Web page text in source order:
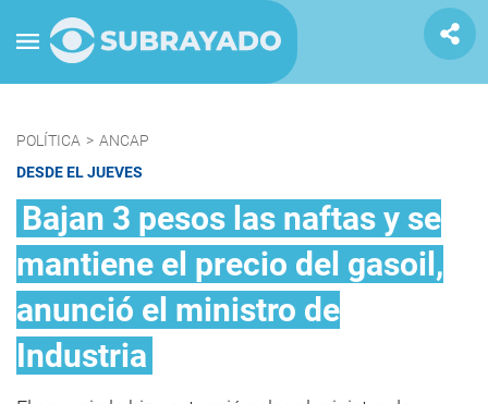
POLÍTICA > ANCAP
DESDE EL JUEVES
Bajan 3 pesos las naftas y se
mantiene el precio del gasoil,
anunció el ministro de
Industria